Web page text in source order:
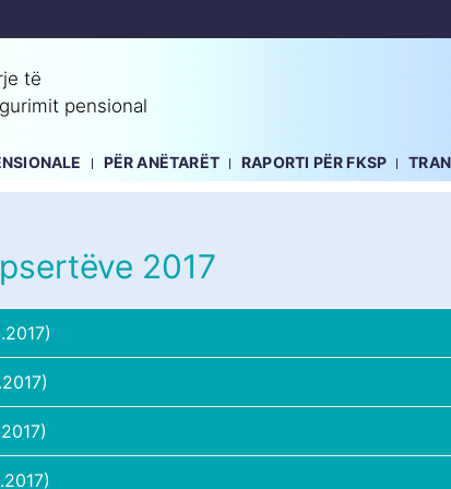
të
pensional
PËR ANËTARËT RAPORTI PËR FKSP
2017